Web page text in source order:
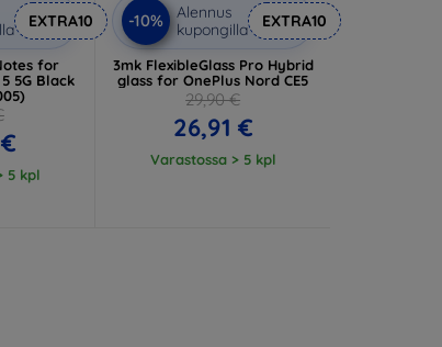
EXTRA10
for
5 5G Black
5 kpl
-10%
Alennus
kupongilla
EXTRA10
3mk FlexibleGlass Pro Hybrid
glass for OnePlus Nord CE5
29,90 €
26,91 €
Varastossa > 5 kpl